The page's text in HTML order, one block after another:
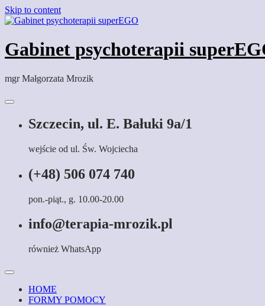
Skip to content
Gabinet psychoterapii
mgr Małgorzata Mrozik
Szczecin, ul. E. Bałuki 9a/1
wejście od ul. Św. Wojciecha
(+48) 506 074 740
pon.-piąt., g. 10.00-20.00
info@terapia-mrozik.pl
również WhatsApp
HOME
FORMY POMOCY